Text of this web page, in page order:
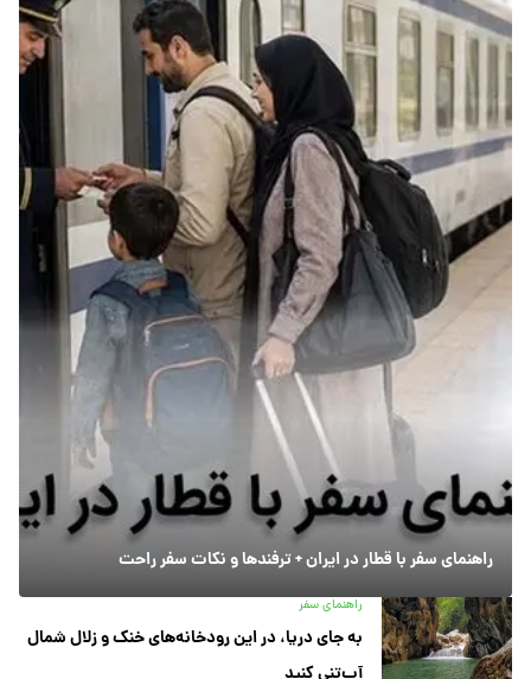
راهنمای سفر با قطار در ایران + ترفندها و نکات سفر راحت
راهنمای سفر
به جای دریا، در این رودخانه‌های خنک و زلال شمال